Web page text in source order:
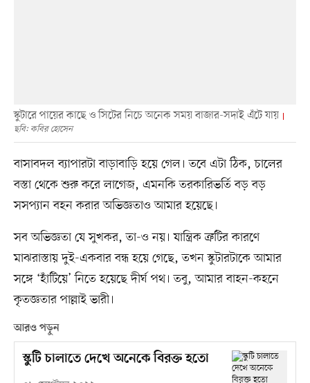
স্কুটারে পায়ের কাছে ও সিটের নিচে অনেক সময় বাজার-সদাই এঁটে যায়
ছবি: কবির হোসেন
বাসাবদল ব্যাপারটা বাড়াবাড়ি হয়ে গেল। তবে এটা ঠিক, চালের
বস্তা থেকে শুরু করে লাগেজ, এমনকি তরকারিভর্তি বড় বড়
সসপ্যান বহন করার অভিজ্ঞতাও আমার হয়েছে।
সব অভিজ্ঞতা যে সুখকর, তা-ও নয়। যান্ত্রিক ত্রুটির কারণে
মাঝরাস্তায় দুই-একবার বন্ধ হয়ে গেছে, তখন স্কুটারটাকে আমার
সঙ্গে ‘হাঁটিয়ে’ নিতে হয়েছে দীর্ঘ পথ। তবু, আমার বাহন-কহনে
কৃতজ্ঞতার পাল্লাই ভারী।
আরও পড়ুন
স্কুটি চালাতে দেখে অনেকে বিরক্ত হতো